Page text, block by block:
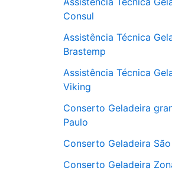
Consul
Assistência Técnica
Brastemp
Assistência Técnica
Viking
Conserto Geladeira
Paulo
Conserto Geladeira
Conserto Geladeira